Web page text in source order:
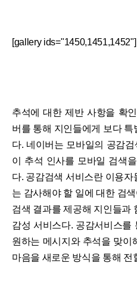
[gallery ids="1450,1451,1452"]
추석에 대한 제반 사항을 확
버를 통해 지인들에게 보다
다. 네이버는 모바일의 공감
이 추석 인사를 모바일 검색
다. 공감검색 서비스란 이용
는 감사해야 할 일에 대한 검
검색 결과를 제공해 지인들과
감성 서비스다. 공감서비스를
원하는 메시지와 추석을 맞이
마음을 새로운 방식을 통해 전